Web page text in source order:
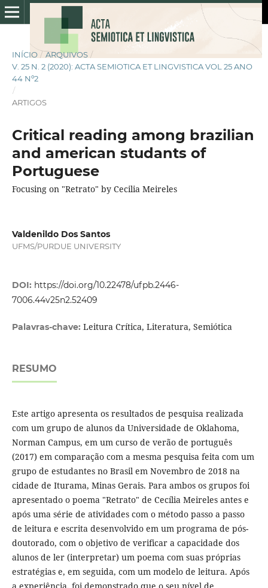
INÍCIO / ARQUIVOS /
V. 25 N. 2 (2020): ACTA SEMIOTICA ET LINGVISTICA VOL 25 ANO
44 Nº2
/
ARTIGOS
Critical reading among brazilian
and american studants of
Portuguese
Focusing on "Retrato" by Cecilia Meireles
Valdenildo Dos Santos
UFMS/PURDUE UNIVERSITY
DOI: https://doi.org/10.22478/ufpb.2446-
7006.44v25n2.52409
Palavras-chave: Leitura Crítica, Literatura, Semiótica
RESUMO
Este artigo apresenta os resultados de pesquisa realizada
com um grupo de alunos da Universidade de Oklahoma,
Norman Campus, em um curso de verão de português
(2017) em comparação com a mesma pesquisa feita com um
grupo de estudantes no Brasil em Novembro de 2018 na
cidade de Iturama, Minas Gerais. Para ambos os grupos foi
apresentado o poema "Retrato" de Cecília Meireles antes e
após uma série de atividades com o método passo a passo
de leitura e escrita desenvolvido em um programa de pós-
doutorado, com o objetivo de verificar a capacidade dos
alunos de ler (interpretar) um poema com suas próprias
estratégias e, em seguida, com um modelo de leitura. Após